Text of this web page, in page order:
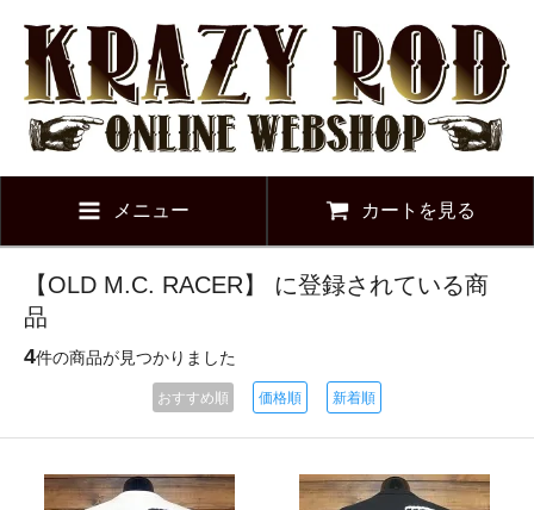
メニュー カートを見る
【OLD M.C. RACER】 に登録されている商
品
4件の商品が見つかりました
おすすめ順 価格順 新着順